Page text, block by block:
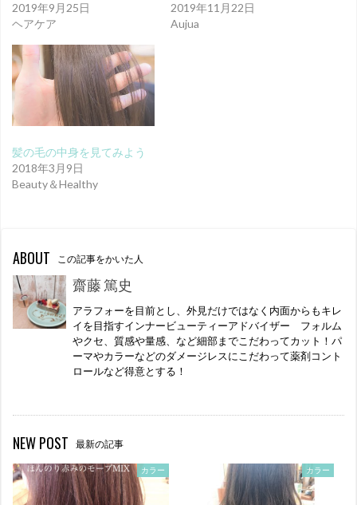
2019年9月25日
ヘアケア
2019年11月22日
Aujua
髪の毛の中身を見てみよう
2018年3月9日
Beauty＆Healthy
ABOUT この記事をかいた人
齋藤 篤史
アラフォーを目前とし、外見だけではなく内面からもキレ
イを目指すインナービューティーアドバイザー フォルム
やクセ、質感や量感、など細部までこだわってカット！パ
ーマやカラーなどのダメージレスにこだわって薬剤コント
ロールなど得意とする！
NEW POST 最新の記事
カラー カラー